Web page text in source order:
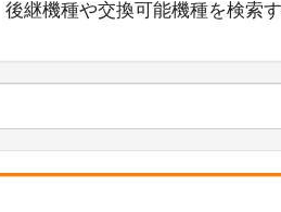
継機種や交換可能機種を検索